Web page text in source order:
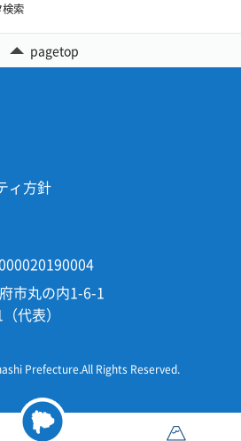
索
pagetop
ィ方針
市丸の内1-6-1
代表）
Prefecture.All Rights Reserved.